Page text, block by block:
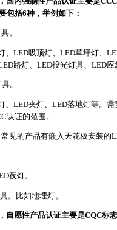
包括6种，举例如下：
。
、LED吸顶灯、LED草坪灯、
路灯、LED投光灯具、LED应
。
、LED夹灯、LED落地灯等。
认证的范围。
见的产品有嵌入天花板安装的
夜灯。
。比如地埋灯。
自愿性产品认证主要是CQC标